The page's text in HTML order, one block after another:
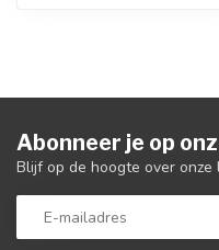
Abonneer je op
Blijf op de hoogte over